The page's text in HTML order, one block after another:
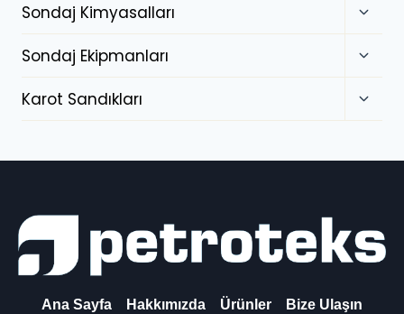
Sondaj Kimyasalları
Sondaj Ekipmanları
Karot Sandıkları
Ana Sayfa Hakkımızda Ürünler Bize Ulaşın